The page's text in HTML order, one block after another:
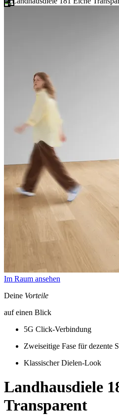
Im Raum ansehen
Deine Vorteile
auf einen Blick
5G Click-Verbindung
Zweiseitige Fase für dezente
Klassischer Dielen-Look
Landhausdiele
Transparent